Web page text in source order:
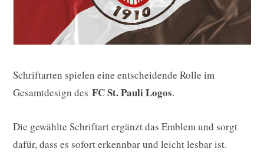
Schriftarten spielen eine entscheidende Rolle im
Gesamtdesign des FC St. Pauli Logos.
Die gewählte Schriftart ergänzt das Emblem und sorgt
dafür, dass es sofort erkennbar und leicht lesbar ist.